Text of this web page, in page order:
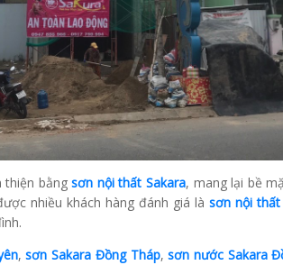
thiện bằngsơn nội thất Sakara, mang lại bề
nhiều khách hàng đánh giá là sơn nội
,sơn Sakara Đồng Tháp,sơn nước Sakara